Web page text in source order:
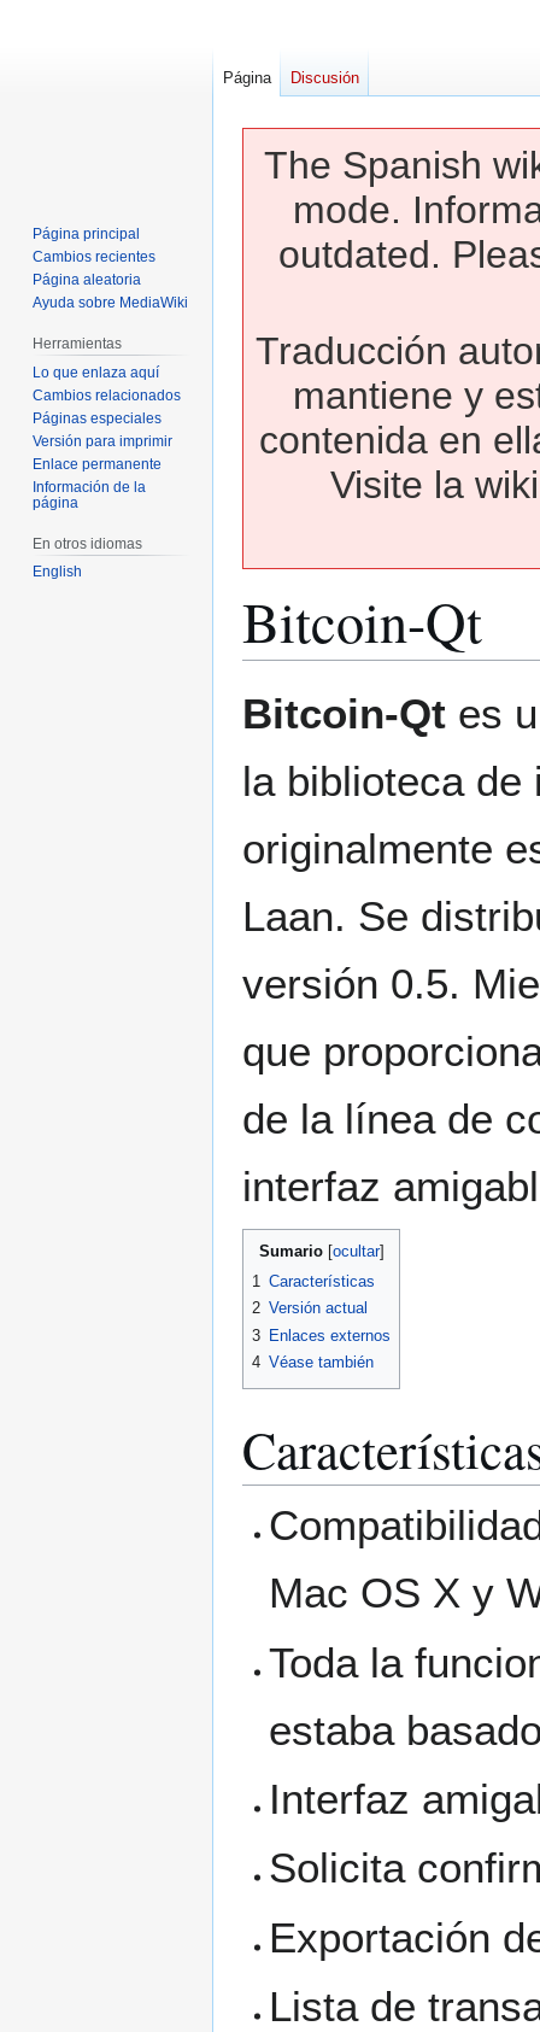
The Spanish
mode.
outdated.
Traducción
mantiene y
contenida en
Visite la
Bitcoin-Qt
navegación
búsqueda
Bitcoin-Qt es
la biblioteca de
originalmente
Laan. Se
versión 0.5.
que
de la línea de
interfaz
Sumario
1 Características
2 Versión actual
3 Enlaces externos
4 Véase también
Mac OS X y
Toda la
estaba
Interfaz
Solicita
Exportación
Lista de
Página Discusión
Página principal
Cambios recientes
Página aleatoria
Ayuda sobre MediaWiki
Herramientas
Lo que enlaza aquí
Cambios relacionados
Páginas especiales
Versión para imprimir
Enlace permanente
Información de la
página
En otros idiomas
English